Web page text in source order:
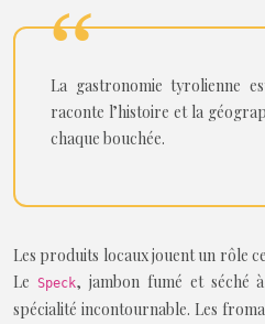
La gastronomie tyrolienne
raconte l’histoire et la
chaque bouchée.
Les produits locaux jouent un rôle
Le Speck, jambon fumé et séché
spécialité incontournable. Les